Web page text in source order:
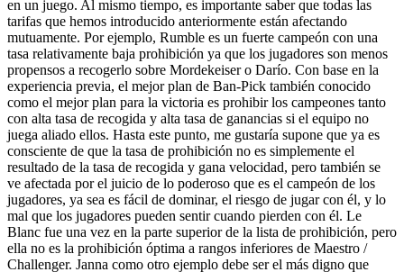
en un juego. Al mismo tiempo, es importante saber que todas las
tarifas que hemos introducido anteriormente están afectando
mutuamente. Por ejemplo, Rumble es un fuerte campeón con una
tasa relativamente baja prohibición ya que los jugadores son menos
propensos a recogerlo sobre Mordekeiser o Darío. Con base en la
experiencia previa, el mejor plan de Ban-Pick también conocido
como el mejor plan para la victoria es prohibir los campeones tanto
con alta tasa de recogida y alta tasa de ganancias si el equipo no
juega aliado ellos. Hasta este punto, me gustaría supone que ya es
consciente de que la tasa de prohibición no es simplemente el
resultado de la tasa de recogida y gana velocidad, pero también se
ve afectada por el juicio de lo poderoso que es el campeón de los
jugadores, ya sea es fácil de dominar, el riesgo de jugar con él, y lo
mal que los jugadores pueden sentir cuando pierden con él. Le
Blanc fue una vez en la parte superior de la lista de prohibición, pero
ella no es la prohibición óptima a rangos inferiores de Maestro /
Challenger. Janna como otro ejemplo debe ser el más digno que